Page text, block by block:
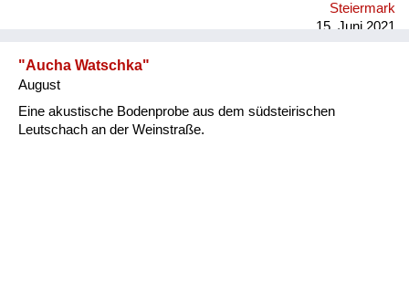
Steiermark
15. Juni 2021
"Aucha Watschka"
August
Eine akustische Bodenprobe aus dem südsteirischen
Leutschach an der Weinstraße.